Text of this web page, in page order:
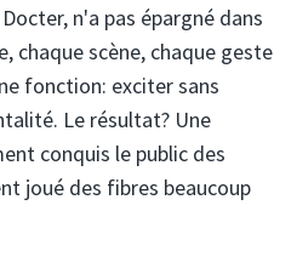
n'a pas épargné dans
chaque scène, chaque geste
fonction: exciter sans
Le résultat? Une
conquis le public des
joué des fibres beaucoup